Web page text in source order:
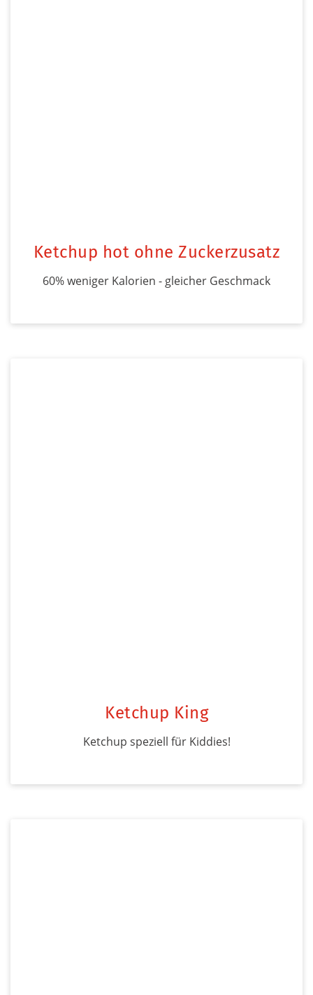
Ketchup hot ohne Zuckerzusatz
60% weniger Kalorien - gleicher Geschmack
Ketchup King
Ketchup speziell für Kiddies!